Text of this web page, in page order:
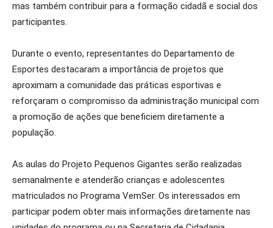
mas também contribuir para a formação cidadã e social dos
participantes.
Durante o evento, representantes do Departamento de
Esportes destacaram a importância de projetos que
aproximam a comunidade das práticas esportivas e
reforçaram o compromisso da administração municipal com
a promoção de ações que beneficiem diretamente a
população.
As aulas do Projeto Pequenos Gigantes serão realizadas
semanalmente e atenderão crianças e adolescentes
matriculados no Programa VemSer. Os interessados em
participar podem obter mais informações diretamente nas